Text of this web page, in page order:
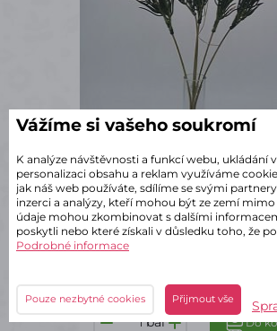
Umělá přízdobová
Veronika růžovo-oranžová
cm (balení 2 ks)
50 Kčs DPH
za balení
Balenípo 2 ks
bal Do
Vážíme si vašeho soukromí
K analýze návštěvnosti a funkcí webu, ukládání
personalizaci obsahu a reklam využíváme
jak náš web používáte, sdílíme se svými
inzerci a analýzy, kteří mohou být ze zemí
údaje mohou zkombinovat s dalšími
poskytli nebo které získali v důsledku toho, že
Podrobné informace
Pouze nezbytné cookies Přijmout vše